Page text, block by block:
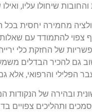
שיחולו עליו,
מחמירה יחסית בכל
צפוי להתמודד עם
של החזקת כלי
גם להכיר הבדלים
הפלילי והרפואי,
ובהירה של הנקודות
ותהליכים צפויים